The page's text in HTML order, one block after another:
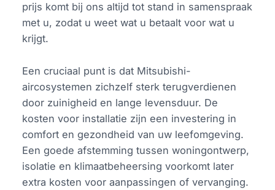
prijs komt bij ons altijd tot stand in samenspraak
met u, zodat u weet wat u betaalt voor wat u
krijgt.
Een cruciaal punt is dat Mitsubishi-
aircosystemen zichzelf sterk terugverdienen
door zuinigheid en lange levensduur. De
kosten voor installatie zijn een investering in
comfort en gezondheid van uw leefomgeving.
Een goede afstemming tussen woningontwerp,
isolatie en klimaatbeheersing voorkomt later
extra kosten voor aanpassingen of vervanging.